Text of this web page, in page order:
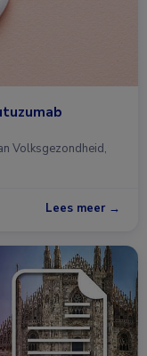
Volksgezondheid,
Lees meer →